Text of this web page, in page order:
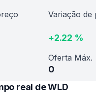
Variação de
+2.22 %
Oferta Máx.
0
real de WLD